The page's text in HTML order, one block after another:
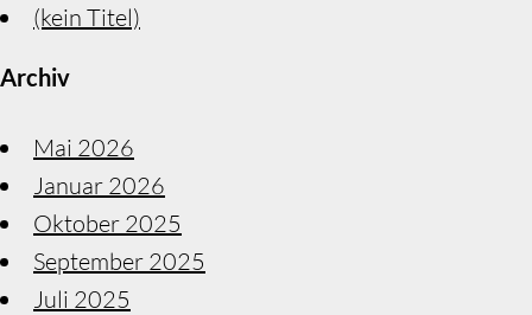
(kein Titel)
Archiv
Mai 2026
Januar 2026
Oktober 2025
September 2025
Juli 2025